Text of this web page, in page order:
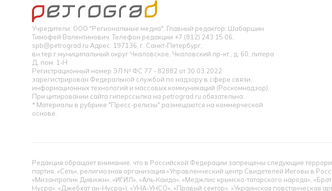
Учредители: ООО "Региональные медиа". Главный редактор: Шабаршин
Тимофей Валентинович. Телефон редакции +7 (812) 243 15 06,
spb@petrograd.ru Адрес: 197136, г. Санкт-Петербург,
вн.тер.г.муниципальный округ Чкаловское, Чкаловский пр-кт., д. 60, литера
Д, пом. 1-Н
Регистрационный номер ЭЛ № ФС 77 - 82882 от 30.03.2022
зарегистрирован Федеральной службой по надзору в сфере связи,
информационных технологий и массовых коммуникаций (Роскомнадзор).
При цитировании сайта гиперссылка на petrograd.ru обязательна.
* Материалы в рубрике "Пресс-релизы" размещаются на коммерческой
основе.
Редакция обращает внимание, что в Российской Федерации запрещены следующие
партия, «Сеть», религиозная организация «Управленческий центр Свидетелей Иеговы в
«Мизантропик Дивижн», «ИГИЛ», «Аль-Каида», «Меджлис крымско-татарского народа»,
Нусра», «Джебхат ан-Нусра»), «УНА-УНСО», «Правый сектор», «Украинская повстанческая